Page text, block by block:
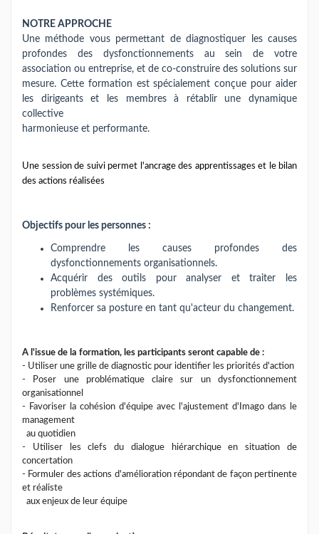
NOTRE APPROCHE
Une méthode vous permettant de diagnostiquer les causes
profondes des dysfonctionnements au sein de votre
association ou entreprise, et de co-construire des solutions sur
mesure. Cette formation est spécialement conçue pour aider
les dirigeants et les membres à rétablir une dynamique
collective
harmonieuse et performante.
Une session de suivi permet l'ancrage des apprentissages et le bilan
des actions réalisées
Objectifs pour les personnes :
Comprendre les causes profondes des
dysfonctionnements organisationnels.
Acquérir des outils pour analyser et traiter les
problèmes systémiques.
Renforcer sa posture en tant qu'acteur du changement.
A l'issue de la formation, les participants seront capable de :
- Utiliser une grille de diagnostic pour identifier les priorités d'action
- Poser une problématique claire sur un dysfonctionnement
organisationnel
- Favoriser la cohésion d'équipe avec l'ajustement d'Imago dans le
management
au quotidien
- Utiliser les clefs du dialogue hiérarchique en situation de
concertation
- Formuler des actions d'amélioration répondant de façon pertinente
et réaliste
aux enjeux de leur équipe